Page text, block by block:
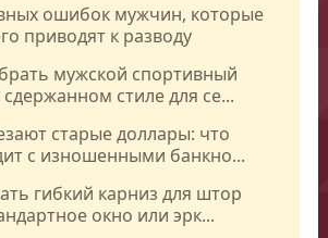
ошибок мужчин, которые
приводят к разводу
мужской спортивный
стиле для се...
старые доллары: что
с изношенными банкно...
гибкий карниз для штор
окно или эрк...